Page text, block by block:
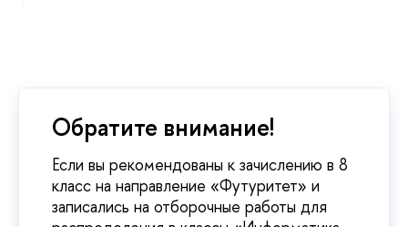
Обратите внимание!
Если вы рекомендованы к зачислению в 8
класс на направление «Футуритет» и
записались на отборочные работы для